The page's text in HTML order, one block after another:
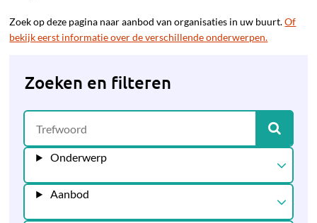
Zoek op deze pagina naar aanbod van organisaties in uw buurt.Of
bekijk eerst informatie over de verschillende onderwerpen.
Zoeken en filteren
Onderwerp
Aanbod